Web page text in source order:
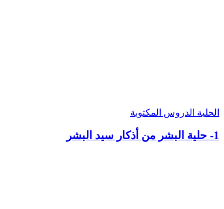
الحلية الدروس المكتوبة
1- حلية البشر من أذكار سيد البشر